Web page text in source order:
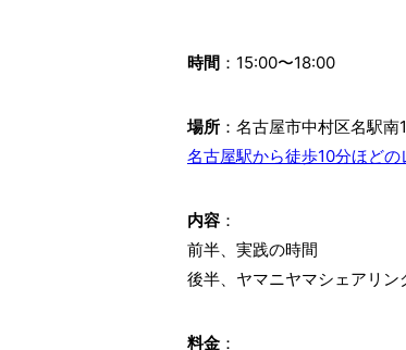
時間 ：15:00〜18:00
場所 ：名古屋市中村区名駅
名古屋駅から徒歩10分ほどの
内容 ：
前半、実践の時間
後半、ヤマニヤマシェアリン
料金 ：